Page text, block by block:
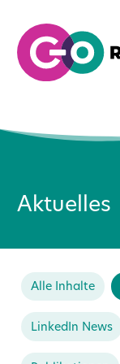
Aktuelles
Alle Inhalte
LinkedIn News